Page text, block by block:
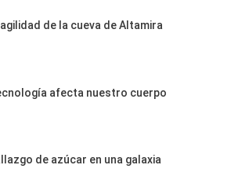
de la cueva de Altamira
afecta nuestro cuerpo
de azúcar en una galaxia